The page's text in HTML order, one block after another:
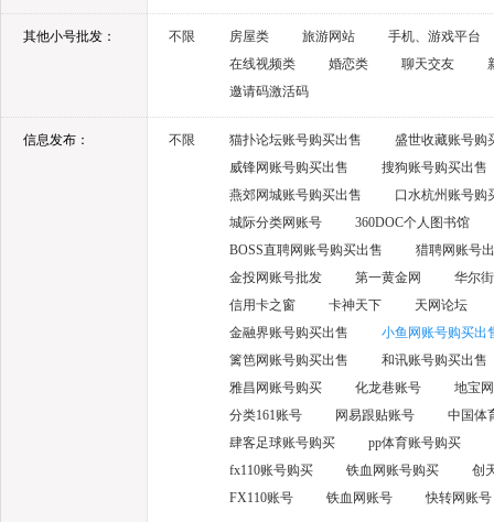
其他小号批发： 不限 房屋类 旅游网站
手机、游戏平台
在线视频类
婚恋类 聊天交友
邀请码激活码
信息发布： 不限 猫扑论坛账号购买出售
盛世收藏账号购
威锋网账号购买出售
搜狗账号购买出售
燕郊网城账号购买出售
口水杭州账号购
城际分类网账号
360DOC个人图书馆
BOSS直聘网账号购买出售
猎聘网账号
金投网账号批发
第一黄金网
华尔
信用卡之窗
卡神天下
天网论坛
金融界账号购买出售
小鱼网账号购买出
篱笆网账号购买出售
和讯账号购买出售
雅昌网账号购买
化龙巷账号
地宝
分类161账号
网易跟贴账号
中国体
肆客足球账号购买
pp体育账号购买
fx110账号购买
铁血网账号购买
创
FX110账号
铁血网账号 快转网账号